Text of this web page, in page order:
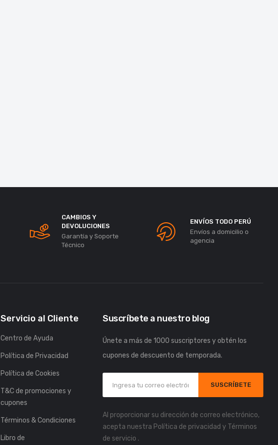
CAMBIOS Y
DEVOLUCIONES
Garantía y Soporte
Técnico
ENVÍOS TODO PERÚ
Envíos a domicilio o
agencia
Servicio al Cliente
Centro de Ayuda
Política de Privacidad
Política de Cookies
T&C de promociones y
cupones
Términos & Condiciones
Libro de
Suscríbete a nuestro blog
Únete a más de 1000 suscriptores y obtén los
cupones de descuento de temporada.
SUSCRÍBETE
Al proporcionar su dirección de correo electrónico,
acepta nuestra Política de privacidad y Términos
de servicio .